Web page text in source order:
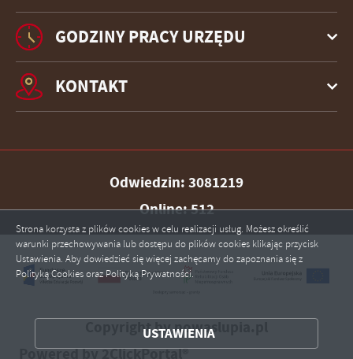
GODZINY PRACY URZĘDU
KONTAKT
Odwiedzin: 3081219
Online: 512
Copyright by nowaslupia.pl
Powered by2ClickPortal®
Strona korzysta z plików cookies w celu realizacji usług. Możesz określić
warunki przechowywania lub dostępu do plików cookies klikając przycisk
Ustawienia. Aby dowiedzieć się więcej zachęcamy do zapoznania się z
Polityką Cookies oraz Polityką Prywatności.
USTAWIENIA
ZAPISZ WYBRANE